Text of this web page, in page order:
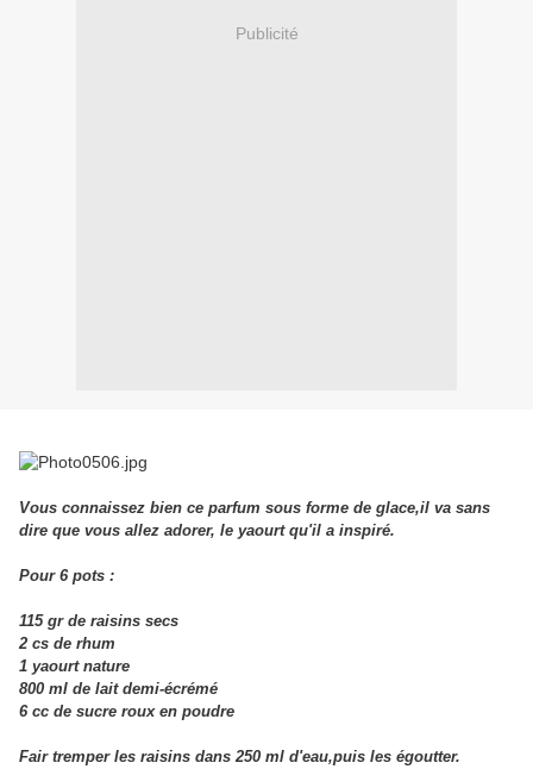
Publicité
Vous connaissez bien ce parfum sous forme de glace,il va sans
dire que vous allez adorer, le yaourt qu'il a inspiré.
Pour 6 pots :
115 gr de raisins secs
2 cs de rhum
1 yaourt nature
800 ml de lait demi-écrémé
6 cc de sucre roux en poudre
Fair tremper les raisins dans 250 ml d'eau,puis les égoutter.